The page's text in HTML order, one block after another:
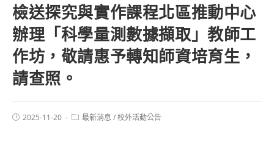
檢送探究與實作課程北區推動中心
辦理「科學量測數據擷取」教師工
作坊，敬請惠予轉知師資培育生，
請查照。
2025-11-20 最新消息 /校外活動公告